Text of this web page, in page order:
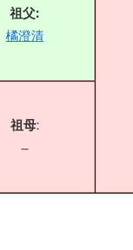
祖父:
橘澄清
祖母:
–